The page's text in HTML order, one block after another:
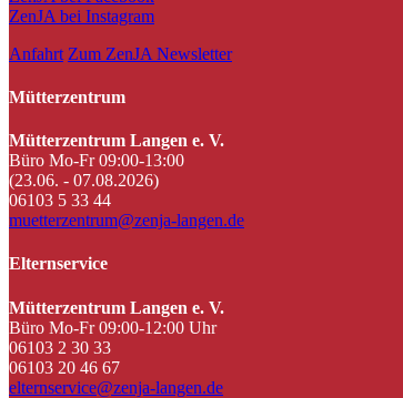
ZenJA bei Instagram
Anfahrt Zum ZenJA Newsletter
Mütterzentrum
Mütterzentrum Langen e. V.
Büro Mo-Fr 09:00-13:00
(23.06. - 07.08.2026)
06103 5 33 44
muetterzentrum@zenja-langen.de
Elternservice
Mütterzentrum Langen e. V.
Büro Mo-Fr 09:00-12:00 Uhr
06103 2 30 33
06103 20 46 67
elternservice@zenja-langen.de